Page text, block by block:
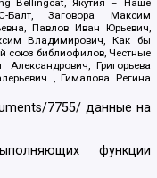
Заговора Максим
Павлов Иван Юрьевич,
Владимирович, Как бы
союз библиофилов, Честные
Григорьева
, Гималова Регина
7755/ данные на
функции